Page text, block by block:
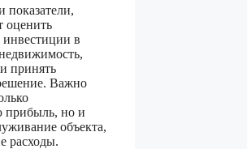
показатели,
оценить
инвестиции в
принять
Важно
прибыль, но и
объекта,
расходы.